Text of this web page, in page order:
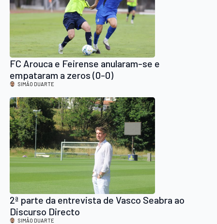
FC Arouca e Feirense anularam-se e
empataram a zeros (0-0)
SIMÃO DUARTE
2ª parte da entrevista de Vasco Seabra ao
Discurso Directo
SIMÃO DUARTE